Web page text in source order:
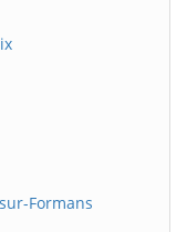
Formans